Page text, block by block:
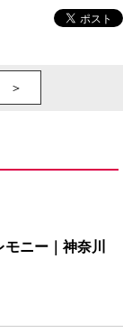
＞
ニー｜神奈川